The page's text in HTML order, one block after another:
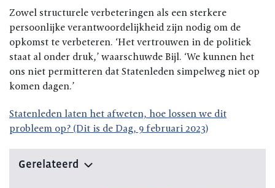
Zowel structurele verbeteringen als een sterkere
persoonlijke verantwoordelijkheid zijn nodig om de
opkomst te verbeteren. ‘Het vertrouwen in de politiek
staat al onder druk,’ waarschuwde Bijl. ‘We kunnen het
ons niet permitteren dat Statenleden simpelweg niet op
komen dagen.’
Statenleden laten het afweten, hoe lossen we dit
probleem op? (Dit is de Dag, 9 februari 2023)
Gerelateerd